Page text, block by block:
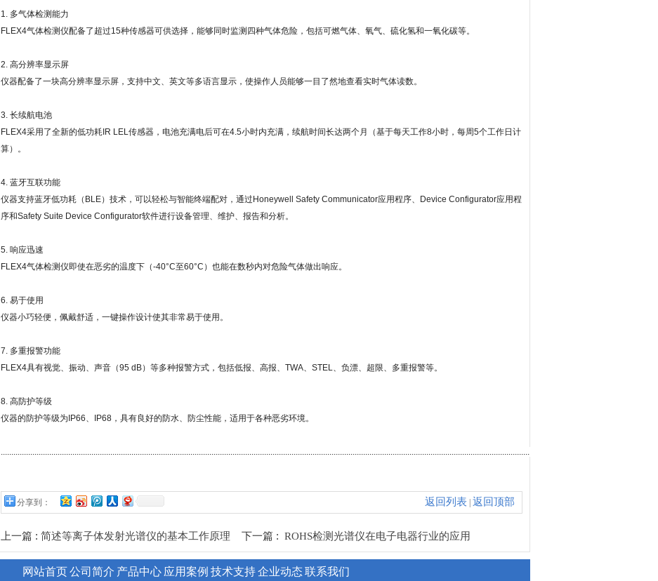
1. 多气体检测能力
FLEX4气体检测仪配备了超过15种传感器可供选择，能够同时监测四种气体危险，包括可燃气体、氧气、硫化氢和一氧化碳等。
2. 高分辨率显示屏
仪器配备了一块高分辨率显示屏，支持中文、英文等多语言显示，使操作人员能够一目了然地查看实时气体读数。
3. 长续航电池
FLEX4采用了全新的低功耗IR LEL传感器，电池充满电后可在4.5小时内充满，续航时间长达两个月（基于每天工作8小时，每周5个工作日计
算）。
4. 蓝牙互联功能
仪器支持蓝牙低功耗（BLE）技术，可以轻松与智能终端配对，通过Honeywell Safety Communicator应用程序、Device Configurator应用程
序和Safety Suite Device Configurator软件进行设备管理、维护、报告和分析。
5. 响应迅速
FLEX4气体检测仪即使在恶劣的温度下（-40°C至60°C）也能在数秒内对危险气体做出响应。
6. 易于使用
仪器小巧轻便，佩戴舒适，一键操作设计使其非常易于使用。
7. 多重报警功能
FLEX4具有视觉、振动、声音（95 dB）等多种报警方式，包括低报、高报、TWA、STEL、负漂、超限、多重报警等。
8. 高防护等级
仪器的防护等级为IP66、IP68，具有良好的防水、防尘性能，适用于各种恶劣环境。
.......................................................................................................................................................................................................................................................................................................................
分享到： 返回列表 返回顶部
上一篇 : 简述等离子体发射光谱仪的基本工作原理 下一篇 : ROHS检测光谱仪在电子电器行业的应用
网站首页公司简介 产品中心 应用案例 技术支持企业动态联系我们